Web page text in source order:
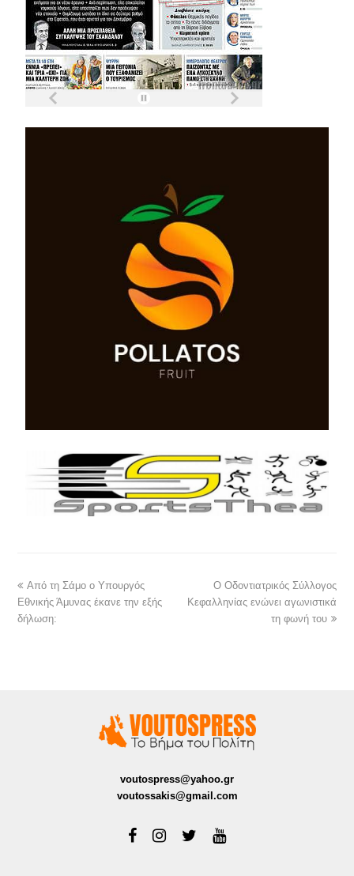
Από τη Σάμο ο Υπουργός
Εθνικής Άμυνας έκανε την εξής
δήλωση:
Ο Οδοντιατρικός Σύλλογος
Κεφαλληνίας ενώνει αγωνιστικά
τη φωνή του
voutospress@yahoo.gr
voutossakis@gmail.com